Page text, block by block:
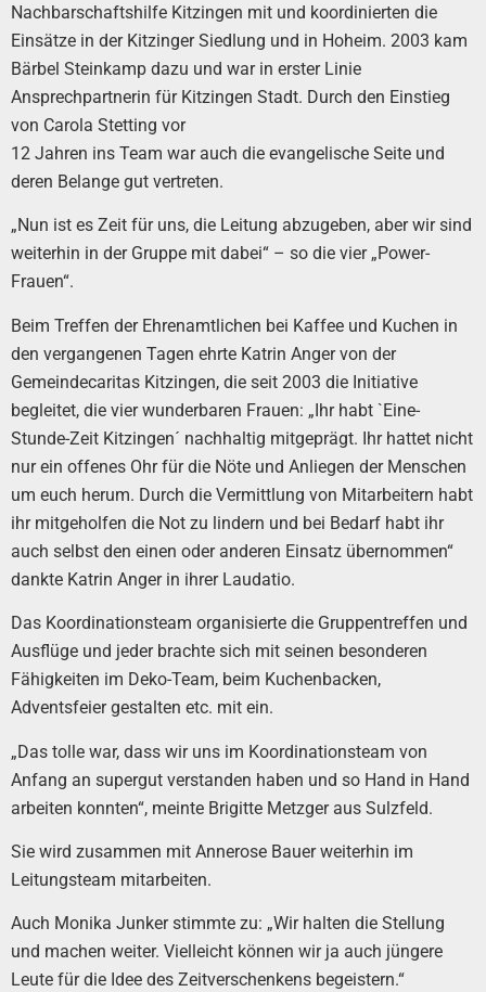
Nachbarschaftshilfe Kitzingen mit und koordinierten die
Einsätze in der Kitzinger Siedlung und in Hoheim. 2003 kam
Bärbel Steinkamp dazu und war in erster Linie
Ansprechpartnerin für Kitzingen Stadt. Durch den Einstieg
von Carola Stetting vor
12 Jahren ins Team war auch die evangelische Seite und
deren Belange gut vertreten.
„Nun ist es Zeit für uns, die Leitung abzugeben, aber wir sind
weiterhin in der Gruppe mit dabei“ – so die vier „Power-
Frauen“.
Beim Treffen der Ehrenamtlichen bei Kaffee und Kuchen in
den vergangenen Tagen ehrte Katrin Anger von der
Gemeindecaritas Kitzingen, die seit 2003 die Initiative
begleitet, die vier wunderbaren Frauen: „Ihr habt `Eine-
Stunde-Zeit Kitzingen´ nachhaltig mitgeprägt. Ihr hattet nicht
nur ein offenes Ohr für die Nöte und Anliegen der Menschen
um euch herum. Durch die Vermittlung von Mitarbeitern habt
ihr mitgeholfen die Not zu lindern und bei Bedarf habt ihr
auch selbst den einen oder anderen Einsatz übernommen“
dankte Katrin Anger in ihrer Laudatio.
Das Koordinationsteam organisierte die Gruppentreffen und
Ausflüge und jeder brachte sich mit seinen besonderen
Fähigkeiten im Deko-Team, beim Kuchenbacken,
Adventsfeier gestalten etc. mit ein.
„Das tolle war, dass wir uns im Koordinationsteam von
Anfang an supergut verstanden haben und so Hand in Hand
arbeiten konnten“, meinte Brigitte Metzger aus Sulzfeld.
Sie wird zusammen mit Annerose Bauer weiterhin im
Leitungsteam mitarbeiten.
Auch Monika Junker stimmte zu: „Wir halten die Stellung
und machen weiter. Vielleicht können wir ja auch jüngere
Leute für die Idee des Zeitverschenkens begeistern.“